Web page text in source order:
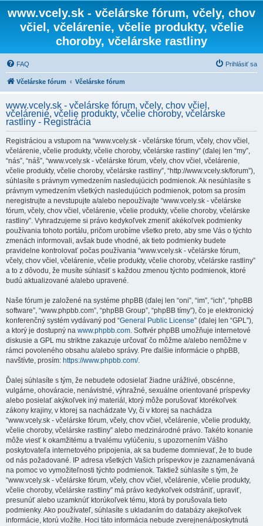
www.vcely.sk - včelárske fórum, včely, chov
včiel, včelárenie, včelie produkty, včelie
choroby, včelárske rastliny
FAQ Prihlásiť sa
Včelárske fórum Včelárske fórum
www.vcely.sk - včelárske fórum, včely, chov včiel,
včelárenie, včelie produkty, včelie choroby, včelárske
rastliny - Registrácia
Registráciou a vstupom na “www.vcely.sk - včelárske fórum, včely, chov včiel,
včelárenie, včelie produkty, včelie choroby, včelárske rastliny” (ďalej len “my”,
“nás”, “náš”, “www.vcely.sk - včelárske fórum, včely, chov včiel, včelárenie,
včelie produkty, včelie choroby, včelárske rastliny”, “http://www.vcely.sk/forum”),
súhlasíte s právnym vymedzením nasledujúcich podmienok. Ak nesúhlasíte s
právnym vymedzením všetkých nasledujúcich podmienok, potom sa prosím
neregistrujte a nevstupujte a/alebo nepoužívajte “www.vcely.sk - včelárske
fórum, včely, chov včiel, včelárenie, včelie produkty, včelie choroby, včelárske
rastliny”. Vyhradzujeme si právo kedykoľvek zmeniť akékoľvek podmienky
používania tohoto portálu, pričom urobíme všetko preto, aby sme Vás o týchto
zmenách informovali, avšak bude vhodné, ak tieto podmienky budete
pravidelne kontrolovať počas používania “www.vcely.sk - včelárske fórum,
včely, chov včiel, včelárenie, včelie produkty, včelie choroby, včelárske rastliny”
a to z dôvodu, že musíte súhlasiť s každou zmenou týchto podmienok, ktoré
budú aktualizované a/alebo upravené.
Naše fórum je založené na systéme phpBB (ďalej len “oni”, “im”, “ich”, “phpBB
software”, “www.phpbb.com”, “phpBB Group”, “phpBB tímy”), čo je elektronický
konferenčný systém vydávaný pod “General Public License” (ďalej len “GPL”),
a ktorý je dostupný na www.phpbb.com. Softvér phpBB umožňuje internetové
diskusie a GPL mu striktne zakazuje určovať čo môžme a/alebo nemôžme v
rámci povoleného obsahu a/alebo správy. Pre ďalšie informácie o phpBB,
navštívte, prosím: https://www.phpbb.com/.
Ďalej súhlasíte s tým, že nebudete odosielať žiadne urážlivé, obscénne,
vulgárne, ohováracie, nenávistné, výhražné, sexuálne orientované príspevky
alebo posielať akýkoľvek iný materiál, ktorý môže porušovať ktorékoľvek
zákony krajiny, v ktorej sa nachádzate Vy, či v ktorej sa nachádza
“www.vcely.sk - včelárske fórum, včely, chov včiel, včelárenie, včelie produkty,
včelie choroby, včelárske rastliny” alebo medzinárodné právo. Takéto konanie
môže viesť k okamžitému a trvalému vylúčeniu, s upozornením Vášho
poskytovateľa internetového pripojenia, ak sa budeme domnievať, že to bude
od nás požadované. IP adresa všetkých Vašich príspevkov je zaznamenávaná
na pomoc vo vymožiteľnosti týchto podmienok. Taktiež súhlasíte s tým, že
“www.vcely.sk - včelárske fórum, včely, chov včiel, včelárenie, včelie produkty,
včelie choroby, včelárske rastliny” má právo kedykoľvek odstrániť, upraviť,
presunúť alebo uzamknúť ktorúkoľvek tému, ktorá by porušovala tieto
podmienky. Ako používateľ, súhlasíte s ukladaním do databázy akejkoľvek
informácie, ktorú vložíte. Hoci táto informácia nebude zverejnená/poskytnutá